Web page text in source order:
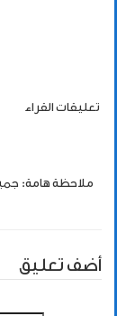
تعليقات القراء
ملاحظة هامة:
أضف تعليق